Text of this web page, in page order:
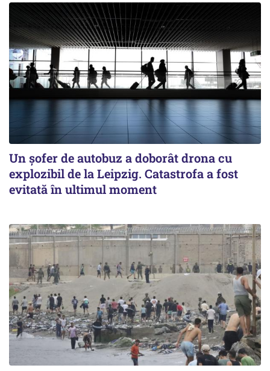
Un șofer de autobuz a doborât drona cu
explozibil de la Leipzig. Catastrofa a fost
evitată în ultimul moment